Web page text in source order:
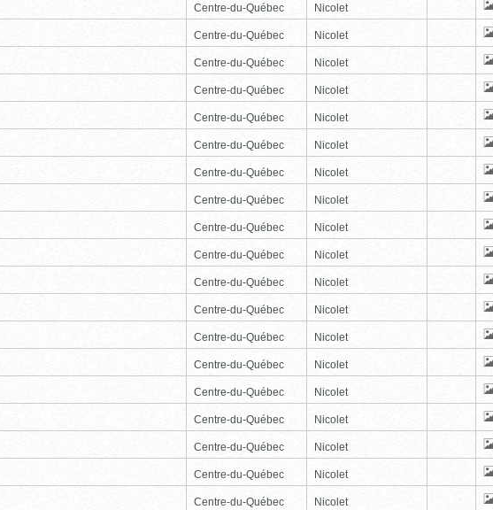
Centre-du-Québec Nicolet
Centre-du-Québec Nicolet
Centre-du-Québec Nicolet
Centre-du-Québec Nicolet
Centre-du-Québec Nicolet
Centre-du-Québec Nicolet
Centre-du-Québec Nicolet
Centre-du-Québec Nicolet
Centre-du-Québec Nicolet
Centre-du-Québec Nicolet
Centre-du-Québec Nicolet
Centre-du-Québec Nicolet
Centre-du-Québec Nicolet
Centre-du-Québec Nicolet
Centre-du-Québec Nicolet
Centre-du-Québec Nicolet
Centre-du-Québec Nicolet
Centre-du-Québec Nicolet
Centre-du-Québec Nicolet